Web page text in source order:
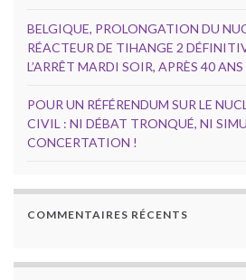
BELGIQUE, PROLONGATION DU
RÉACTEUR DE TIHANGE 2
L’ARRÊT MARDI SOIR, APRÈS 40 ANS
POUR UN RÉFÉRENDUM SUR LE
CIVIL : NI DÉBAT TRONQUÉ, NI
CONCERTATION !
COMMENTAIRES RÉCENTS